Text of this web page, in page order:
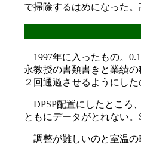
で掃除するはめになった
1997年に入ったもの。
永教授の書類書きと業績
２回通過させるようにし
DPSP配置にしたところ
ともにデータがとれない
調整が難しいのと室温の